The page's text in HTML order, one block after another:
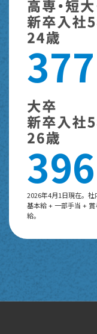
377
396
2026年4月1日現在。社
基本給 + 一部手当 +
給。